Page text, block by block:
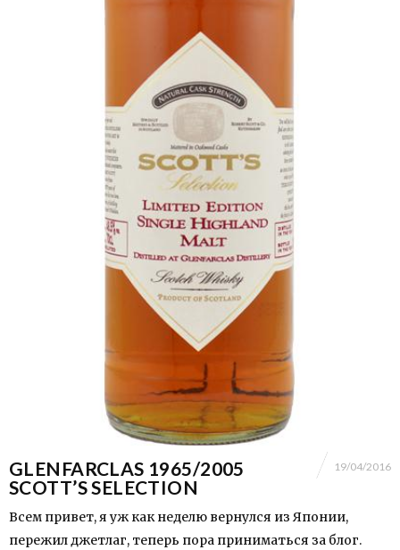
GLENFARCLAS 1965/2005
SCOTT’S SELECTION
19/04/2016
Всем привет, я уж как неделю вернулся из Японии,
пережил джетлаг, теперь пора приниматься за блог.